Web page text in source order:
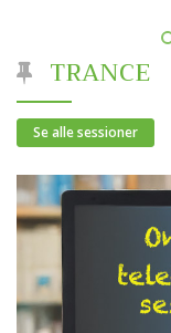
TRANCE
Se alle sessioner